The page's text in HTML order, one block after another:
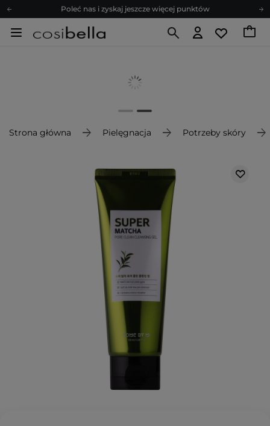
Poleć nas i zyskaj jeszcze więcej punktów
Zapisz się na newsletter pełen porad
Poleć nas i zyskaj jeszcze więcej punktów
Strona główna Pielęgnacja Potrzeby skóry